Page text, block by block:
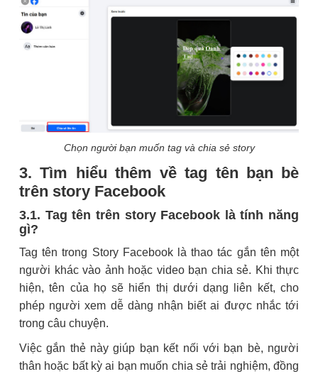
Chọn người bạn muốn tag và chia sẻ story
3. Tìm hiểu thêm về tag tên bạn bè
trên story Facebook
3.1. Tag tên trên story Facebook là tính năng
gì?
Tag tên trong Story Facebook là thao tác gắn tên một
người khác vào ảnh hoặc video bạn chia sẻ. Khi thực
hiện, tên của họ sẽ hiển thị dưới dạng liên kết, cho
phép người xem dễ dàng nhận biết ai được nhắc tới
trong câu chuyện.
Việc gắn thẻ này giúp bạn kết nối với bạn bè, người
thân hoặc bất kỳ ai bạn muốn chia sẻ trải nghiệm, đồng